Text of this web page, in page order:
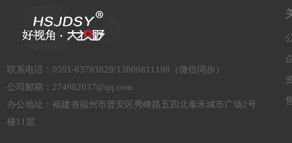
联系电话 ： 0591-83783829/13600811198（微信同步）
公司邮箱： 274982037@qq.com
办公地址： 福建省福州市晋安区秀峰路五四北泰禾城市广场2号
楼11层